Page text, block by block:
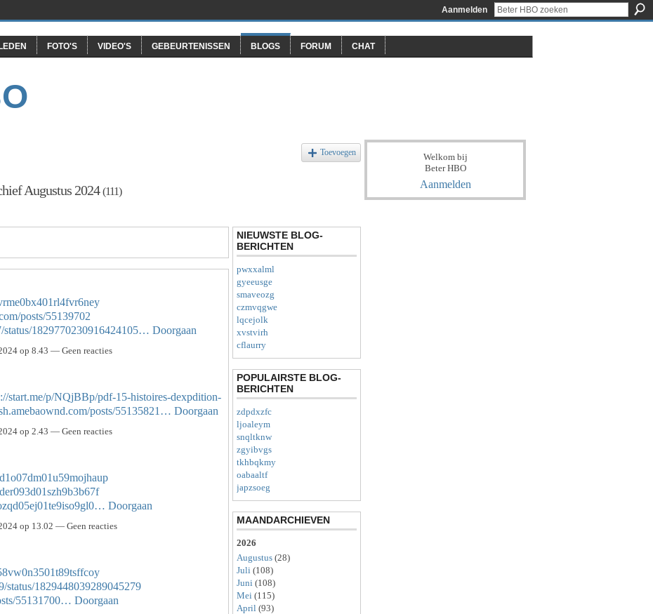
Aanmelden
LEDEN FOTO'S VIDEO'S GEBEURTENISSEN BLOGS FORUM CHAT
Toevoegen
Augustus 2024(111)
posts/55139702
1829770230916424105… Doorgaan
op 8.43 — Geen reacties
start.me/p/NQjBBp/pdf-15-histoires-dexpdition-
posts/55135821… Doorgaan
op 2.43 — Geen reacties
Doorgaan
op 13.02 — Geen reacties
status/1829448039289045279
55131700… Doorgaan
NIEUWSTE BLOG-
BERICHTEN
pwxxalml
gyeeusge
smaveozg
czmvqgwe
lqcejolk
xvstvirh
cflaurry
POPULAIRSTE BLOG-
BERICHTEN
zdpdxzfc
ljoaleym
snqltknw
zgyibvgs
tkhbqkmy
oabaaltf
japzsoeg
MAANDARCHIEVEN
2026
Augustus (28)
Juli (108)
Juni (108)
Mei (115)
April (93)
Welkom bij
Beter HBO
Aanmelden